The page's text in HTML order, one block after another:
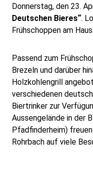
Datenschutz
Donnerstag, den 23.
Deutschen Bieres“.
Frühschoppen am
Passend zum
Brezeln und darüber
Holzkohlengrill
verschiedenen
Biertrinker zur
Aussengelände in der
Pfadfinderheim)
Rohrbach auf viele